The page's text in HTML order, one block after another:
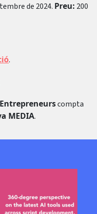
de 2024. Preu: 200
.
compta
MEDIA.